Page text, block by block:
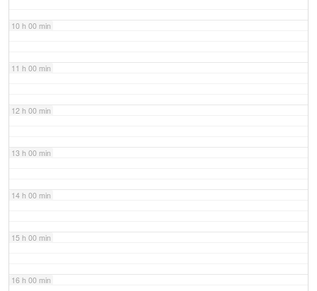
10 h 00 min
11 h 00 min
12 h 00 min
13 h 00 min
14 h 00 min
15 h 00 min
16 h 00 min